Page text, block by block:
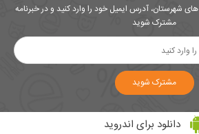
شهرستان، آدرس ایمیل خود را وارد کنید و در خبرنامه
مشترک شوید
مشترک شوید
دانلود برای اندروید